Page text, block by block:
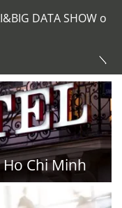
DATA SHOW o
Chi Minh